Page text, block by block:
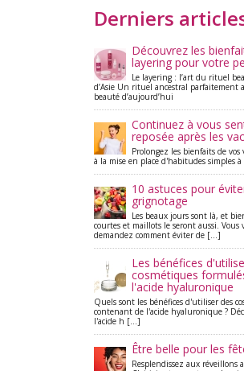
Derniers
Découvrez les
layering pour votre
Le layering : l’art du rituel
d’Asie Un rituel ancestral parfaitement
beauté d’aujourd’hui
Continuez à vous
reposée après les
Prolongez les bienfaits de vos
à la mise en place d'habitudes simples
10 astuces pour
grignotage
Les beaux jours sont là, et
courtes et maillots le seront aussi. Vous
demandez comment éviter de [...]
Les bénéfices
cosmétiques
l'acide hyaluronique
Quels sont les bénéfices d'utiliser des
contenant de l'acide hyaluronique ?
l'acide h [...]
Être belle pour les
Resplendissez aux réveillons